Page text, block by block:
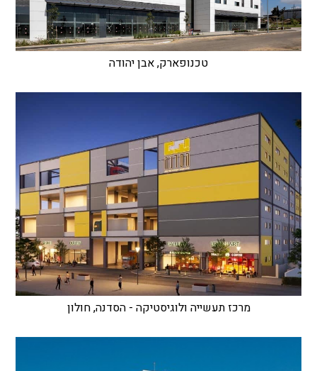
טכנופארק, אבן יהודה
מרכז תעשייה ולוגיסטיקה - הסדנה, חולון